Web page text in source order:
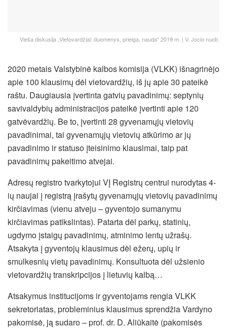
Vieša diskusija „Vietovardžiai: duomenys, prieiga, nauda“ 2019 m. | V. Jocio nuotr.
2020 metais Valstybinė kalbos komisija (VLKK) išnagrinėjo
apie 100 klausimų dėl vietovardžių, iš jų apie 30 pateikė
raštu. Daugiausia įvertinta gatvių pavadinimų: septynių
savivaldybių administracijos pateikė įvertinti apie 120
gatvėvardžių. Be to, įvertinti 28 gyvenamųjų vietovių
pavadinimai, tai gyvenamųjų vietovių atkūrimo ar jų
pavadinimo ir statuso įteisinimo klausimai, taip pat
pavadinimų pakeitimo atvejai.
Adresų registro tvarkytojui VĮ Registrų centrui nurodytas 4-
ių naujai į registrą įrašytų gyvenamųjų vietovių pavadinimų
kirčiavimas (vienu atveju – gyventojo sumanymu
kirčiavimas patikslintas). Patarta dėl parkų, statinių,
ugdymo įstaigų pavadinimų, atminimo lentų užrašų.
Atsakyta į gyventojų klausimus dėl ežerų, upių ir
smulkesnių vietų pavadinimų. Konsultuota dėl užsienio
vietovardžių transkripcijos į lietuvių kalbą…
Atsakymus institucijoms ir gyventojams rengia VLKK
sekretoriatas, probleminius klausimus sprendžia Vardyno
pakomisė, ją sudaro – prof. dr. D. Aliūkaitė (pakomisės